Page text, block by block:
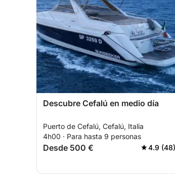
Descubre Cefalú en medio día
Puerto de Cefalú, Cefalú, Italia
4h00 · Para hasta 9 personas
Desde 500 € 4.9 (48)